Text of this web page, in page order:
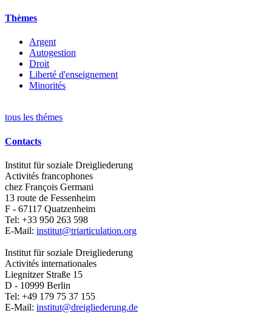
Thèmes
Argent
Autogestion
Droit
Liberté d'enseignement
Minorités
tous les thémes
Contacts
Institut für soziale Dreigliederung
Activités francophones
chez François Germani
13 route de Fessenheim
F - 67117 Quatzenheim
Tel: +33 950 263 598
E-Mail: institut@triarticulation.org
Institut für soziale Dreigliederung
Activités internationales
Liegnitzer Straße 15
D - 10999 Berlin
Tel: +49 179 75 37 155
E-Mail: institut@dreigliederung.de